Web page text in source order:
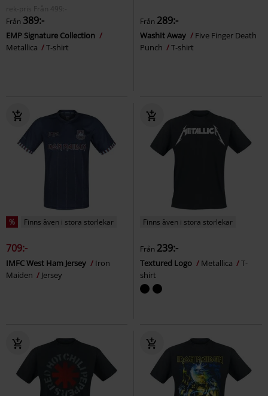
rek-pris
Från
499:-
Från 389:-
EMP Signature Collection
Metallica
T-shirt
Från 289:-
WashIt Away
Five Finger Death
Punch
T-shirt
% Finns även i stora storlekar
709:-
IMFC West Ham Jersey
Iron
Maiden
Jersey
Finns även i stora storlekar
Från 239:-
Textured Logo Metallica
T-
shirt